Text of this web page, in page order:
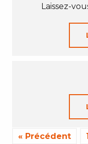
Laissez-
« Précédent